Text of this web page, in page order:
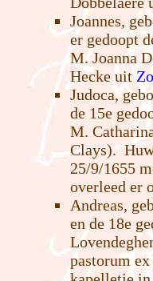
Joannes,
er gedoopt
M. Joanna
Hecke uit
Judoca,
de 15e
M.
Clays).
25/9/1655
overleed er
Andreas,
en de 18e
pastorum